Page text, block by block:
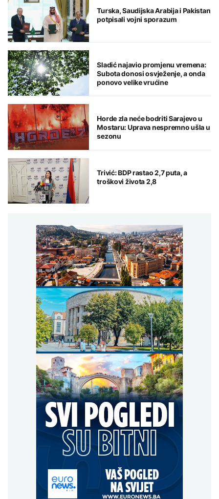
Turska, Saudijska Arabija i Pakistan
potpisali vojni sporazum
Sladić najavio promjenu vremena:
Subota donosi osvježenje, a onda
ponovo velike vrućine
Horde zla neće bodriti Sarajevo u
Mostaru: Uprava nespremno ušla u
sezonu
Trivić: BDP rastao 2,7 puta, a
troškovi života 2,8